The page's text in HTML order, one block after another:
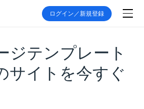
ログイン／新規登録
ジテンプレート
サイトを今すぐ